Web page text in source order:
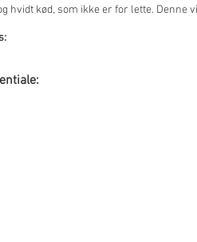
hvidt kød, som ikke er for lette. Denne